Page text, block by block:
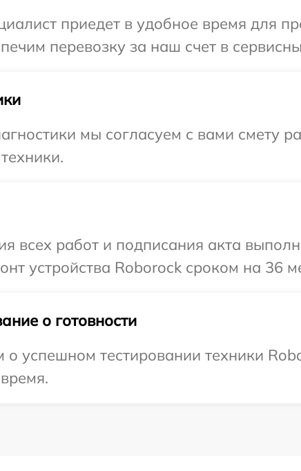
приедет в удобное время для
перевозку за наш счет в
мы согласуем с вами смету
всех работ и подписания акта
устройства Roborock сроком на 36
о готовности
успешном тестировании техники